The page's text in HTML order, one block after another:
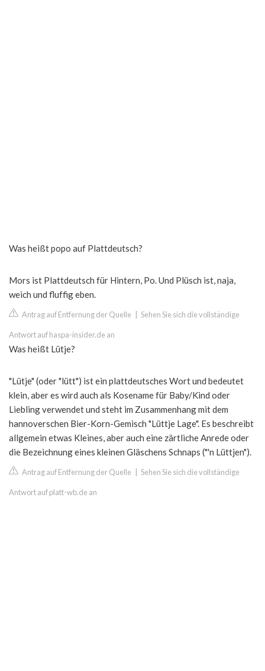
Was heißt popo auf Plattdeutsch?
Mors ist Plattdeutsch für Hintern, Po. Und Plüsch ist, naja,
weich und fluffig eben.
Antrag auf Entfernung der Quelle Sehen Sie sich die vollständige
Antwort auf haspa-insider.de an
Was heißt Lütje?
"Lütje" (oder "lütt") ist ein plattdeutsches Wort und bedeutet
klein, aber es wird auch als Kosename für Baby/Kind oder
Liebling verwendet und steht im Zusammenhang mit dem
hannoverschen Bier-Korn-Gemisch "Lüttje Lage". Es beschreibt
allgemein etwas Kleines, aber auch eine zärtliche Anrede oder
die Bezeichnung eines kleinen Gläschens Schnaps ("'n Lüttjen").
Antrag auf Entfernung der Quelle Sehen Sie sich die vollständige
Antwort auf platt-wb.de an